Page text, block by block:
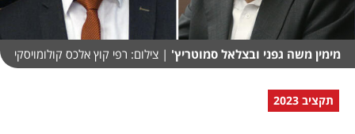
מימין משה גפני ובצלאל סמוטריץ' | צילום: רפי קוץ אלכס קולומויסקי
תקציב 2023